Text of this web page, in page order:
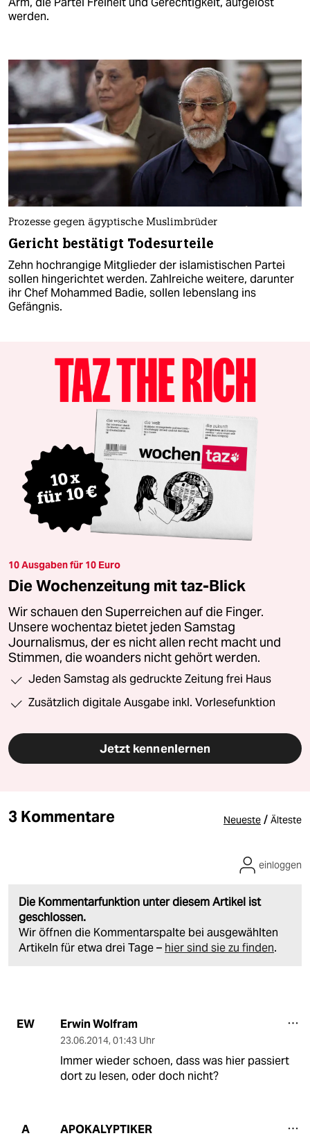
werden.
Prozesse gegen ägyptische Muslimbrüder
Gericht bestätigt Todesurteile
Zehn hochrangige Mitglieder der islamistischen Partei
sollen hingerichtet werden. Zahlreiche weitere, darunter
ihr Chef Mohammed Badie, sollen lebenslang ins
Gefängnis.
10 Ausgaben für 10 Euro
Die Wochenzeitung mit taz-Blick
Wir schauen den Superreichen auf die Finger.
Unsere wochentaz bietet jeden Samstag
Journalismus, der es nicht allen recht macht und
Stimmen, die woanders nicht gehört werden.
Jeden Samstag als gedruckte Zeitung frei Haus
Zusätzlich digitale Ausgabe inkl. Vorlesefunktion
Jetzt kennenlernen
3 Kommentare Neueste / Älteste
Die Kommentarfunktion unter diesem Artikel ist
geschlossen.
Wir öffnen die Kommentarspalte bei ausgewählten
Artikeln für etwa drei Tage – hier sind sie zu finden.
einloggen
EW Erwin Wolfram
23.06.2014, 01:43 Uhr
Immer wieder schoen, dass was hier passiert
dort zu lesen, oder doch nicht?
A APOKALYPTIKER